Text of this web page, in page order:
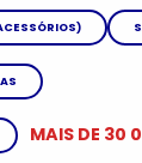
MAIS DE 30